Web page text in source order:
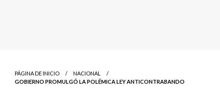
PÁGINA DE INICIO
NACIONAL
GOBIERNO PROMULGÓ LA POLÉMICA LEY ANTICONTRABANDO